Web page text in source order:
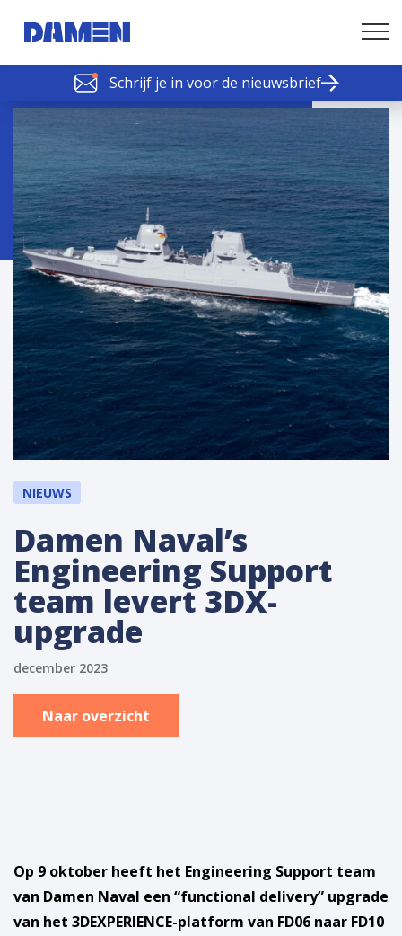
Schrijf je in voor de nieuwsbrief
SCHELDE SCHAKELS
Nieuws of tips
NIEUWS
Damen Naval’s
Engineering Support
team levert 3DX-
upgrade
december 2023
Naar overzicht
Op 9 oktober heeft het Engineering Support team
van Damen Naval een “functional delivery” upgrade
van het 3DEXPERIENCE-platform van FD06 naar FD10